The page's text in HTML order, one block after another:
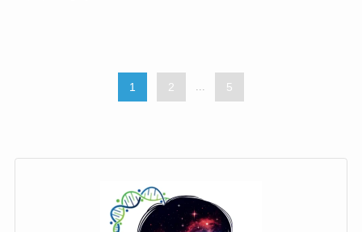
1 2 5